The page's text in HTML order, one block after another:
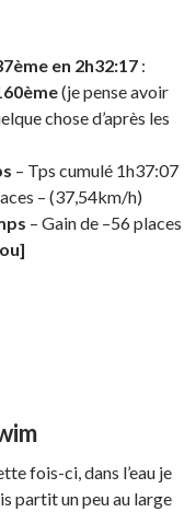
en 2h32:17 :
(je pense avoir
chose d’après les
– Tps cumulé 1h37:07
– (37,54km/h)
– Gain de –56 places
fois-ci, dans l’eau je
partit un peu au large